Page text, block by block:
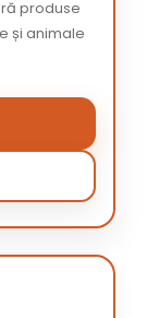
produse
și animale